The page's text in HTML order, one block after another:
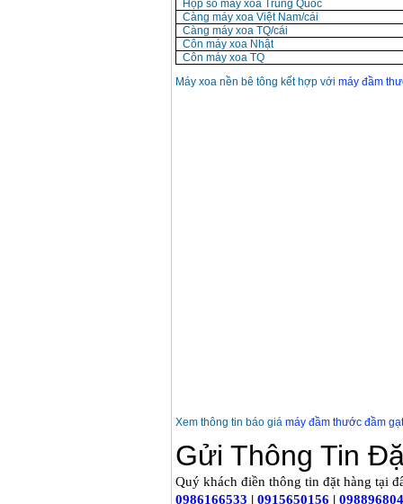
Hộp số máy xoa Trung Quốc
Càng máy xoa Việt Nam/cái
Càng máy xoa TQ/cái
Côn máy xoa Nhật
Côn máy xoa TQ
Máy xoa nền bê tông kết hợp với máy đầm
Xem thông tin báo giá máy đầm thước đầm